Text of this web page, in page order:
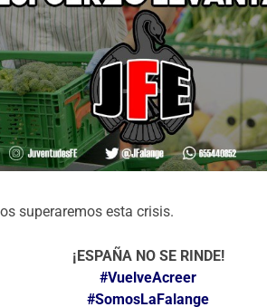
superaremos esta crisis.
¡ESPAÑA NO SE RINDE!
#VuelveAcreer
#SomosLaFalange